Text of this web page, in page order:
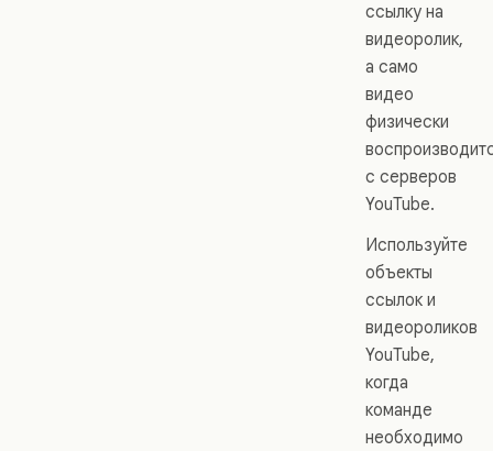
ссылку на
видеоролик,
а само
видео
физически
с серверов
YouTube.
Используйте
объекты
ссылок и
видеороликов
YouTube,
когда
команде
необходимо